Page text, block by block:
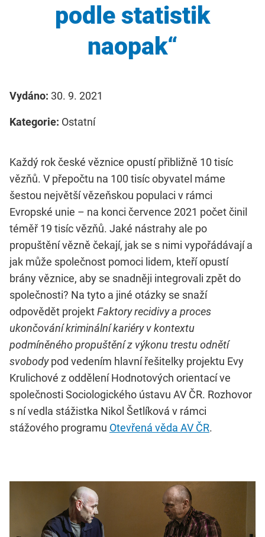
podle statistik
naopak“
Vydáno: 30. 9. 2021
Kategorie: Ostatní
Každý rok české věznice opustí přibližně 10 tisíc
vězňů. V přepočtu na 100 tisíc obyvatel máme
šestou největší vězeňskou populaci v rámci
Evropské unie – na konci července 2021 počet činil
téměř 19 tisíc vězňů. Jaké nástrahy ale po
propuštění vězně čekají, jak se s nimi vypořádávají a
jak může společnost pomoci lidem, kteří opustí
brány věznice, aby se snadněji integrovali zpět do
společnosti? Na tyto a jiné otázky se snaží
odpovědět projektFaktory recidivy a proces
ukončování kriminální kariéry v kontextu
podmíněného propuštění z výkonu trestu odnětí
svobodypod vedením hlavní řešitelky projektu Evy
Krulichové z oddělení Hodnotových orientací ve
společnosti Sociologického ústavu AV ČR. Rozhovor
s ní vedla stážistka Nikol Šetlíková v rámci
stážového programu Otevřená věda AV ČR.